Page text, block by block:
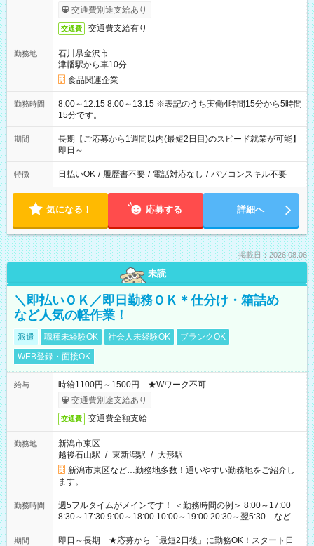
交通費別途支給あり
交通費 交通費支給有り
勤務地
石川県金沢市
津幡駅から車10分
食品関連企業
勤務時間
8:00～12:15 8:00～13:15 ※表記のうち実働4時間15分から5時間
15分です。
期間
長期【ご応募から1週間以内(最短2日目)のスピード就業が可能】
即日～
特徴 日払いOK / 履歴書不要 / 電話対応なし / パソコンスキル不要
気になる！ 応募する 詳細へ
掲載日：2026.08.06
未読
＼即払いＯＫ／即日勤務ＯＫ＊仕分け・箱詰め
など人気の軽作業！
派遣 職種未経験OK 社会人未経験OK
ブランクOK
WEB登録・面接OK
給与
時給1100円～1500円 ★Wワーク不可
交通費別途支給あり
交通費 交通費全額支給
勤務地
新潟市東区
越後石山駅 / 東新潟駅 / 大形駅
新潟市東区など…勤務地多数！通いやすい勤務地をご紹介し
ます。
勤務時間
週5フルタイムがメインです！ ＜勤務時間の例＞ 8:00～17:00
8:30～17:30 9:00～18:00 10:00～19:00 20:30～翌5:30 など ★
その他にも勤務時間多数！ 日勤のみ、残業なし、交替制など
ご希望を教えてください！
期間 即日～長期 ★応募から「最短2日後」に勤務OK！スタート日